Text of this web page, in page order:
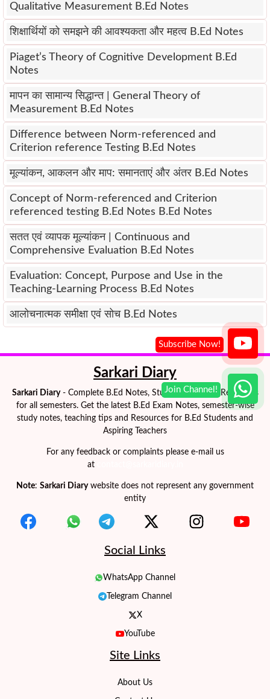
Qualitative Measurement B.Ed Notes
शिक्षार्थियों को समझने की आवश्यकता और महत्व B.Ed Notes
Piaget’s Theory of Cognitive Development B.Ed
Notes
मापन का सामान्य सिद्धान्त | General Theory of
Measurement B.Ed Notes
Difference between Norm-referenced and
Criterion reference Testing B.Ed Notes
मूल्यांकन, आकलन और माप: समानताएं और अंतर B.Ed Notes
Concept of Norm-referenced and Criterion
referenced testing B.Ed Notes B.Ed Notes
सतत एवं व्यापक मूल्यांकन | Continuous and
Comprehensive Evaluation B.Ed Notes
Evaluation: Concept, Purpose and Use in the
Teaching-Learning Process B.Ed Notes
आलोचनात्मक समीक्षा एवं सोच B.Ed Notes
Sarkari Diary
Sarkari Diary- Complete B.Ed Notes, Study Materials & Resources
for all semesters. Get the latest B.Ed Exam Notes, semester-wise
study notes, teaching tips and Resources for B.Ed Students and
Aspiring Teachers
For any feedback or complaints please e-mail us
at
Note: Sarkari Diarywebsite does not represent any government
entity
Social Links
WhatsApp Channel
Telegram Channel
X
YouTube
Site Links
About Us